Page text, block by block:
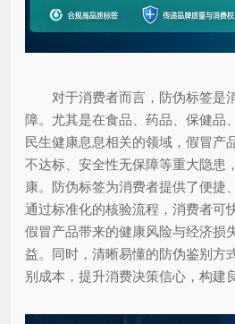
对于消费者而言，防伪标签是
障。尤其是在食品、药品、保健品
民生健康息息相关的领域，假冒产
不达标、安全性无保障等重大隐患
康。防伪标签为消费者提供了便捷
通过标准化的核验流程，消费者可
假冒产品带来的健康风险与经济损
益。同时，清晰易懂的防伪鉴别方
别成本，提升消费决策信心，构建